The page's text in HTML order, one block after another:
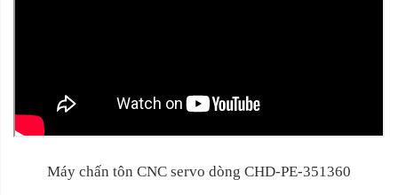
Máy chấn tôn CNC servo dòng CHD-PE-351360